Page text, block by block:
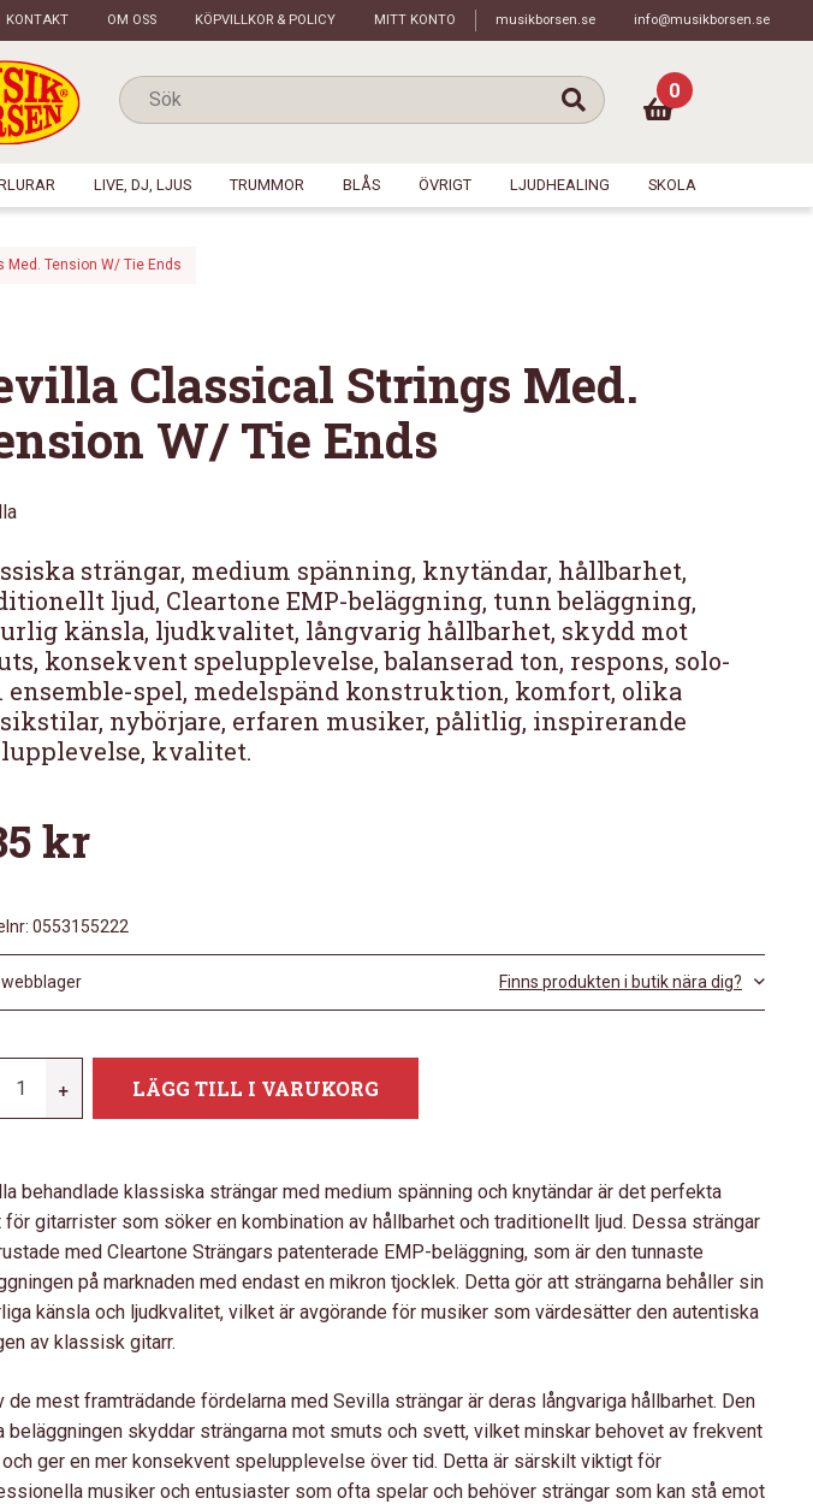
KONTAKT OM OSS KÖPVILLKOR & POLICY MITT KONTO musikborsen.se info@musikborsen.se
0
LIVE, DJ, LJUS TRUMMOR BLÅS ÖVRIGT LJUDHEALING SKOLA
Tension W/ Tie Ends
Classical Strings Med.
W/ Tie Ends
strängar, medium spänning, knytändar, hållbarhet,
ljud, Cleartone EMP-beläggning, tunn beläggning,
känsla, ljudkvalitet, långvarig hållbarhet, skydd mot
konsekvent spelupplevelse, balanserad ton, respons, solo-
ensemble-spel, medelspänd konstruktion, komfort, olika
nybörjare, erfaren musiker, pålitlig, inspirerande
kvalitet.
kr
0553155222
I webblager Finns produkten i butik nära dig?
CLASSICAL
+ LÄGG TILL I VARUKORG
behandlade klassiska strängar med medium spänning och knytändar är det perfekta
för gitarrister som söker en kombination av hållbarhet och traditionellt ljud. Dessa strängar
med Cleartone Strängars patenterade EMP-beläggning, som är den tunnaste
på marknaden med endast en mikron tjocklek. Detta gör att strängarna behåller sin
känsla och ljudkvalitet, vilket är avgörande för musiker som värdesätter den autentiska
av klassisk gitarr.
de mest framträdande fördelarna med Sevilla strängar är deras långvariga hållbarhet. Den
beläggningen skyddar strängarna mot smuts och svett, vilket minskar behovet av frekvent
ger en mer konsekvent spelupplevelse över tid. Detta är särskilt viktigt för
musiker och entusiaster som ofta spelar och behöver strängar som kan stå emot